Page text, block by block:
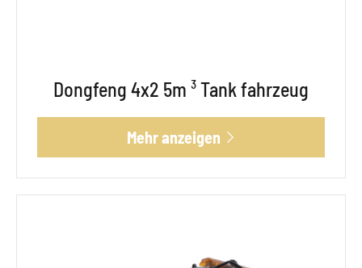
Dongfeng 4x2 5m ³ Tank fahrzeug
Mehr anzeigen 